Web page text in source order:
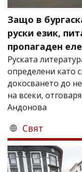
Защо в
руски език,
пропагаден
Руската
определени като
докосването до
на всеки,
Андонова
Свят